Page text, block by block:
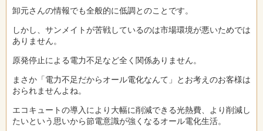
卸元さんの情報でも全般的に低調とのことです。
しかし、サンメイトが苦戦しているのは市場環境が悪いためでは
ありません。
原発停止による電力不足など全く関係ありません。
まさか「電力不足だからオール電化なんて」とお考えのお客様は
おられませんよね。
エコキュートの導入により大幅に削減できる光熱費、より削減し
たいという思いから節電意識が強くなるオール電化生活。